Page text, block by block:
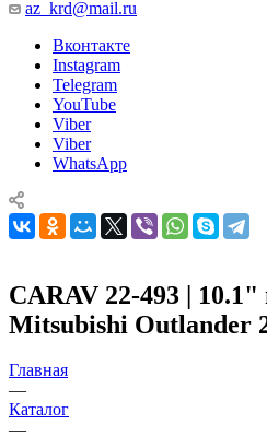
az_krd@mail.ru
Вконтакте
Instagram
Telegram
YouTube
Viber
Viber
WhatsApp
CARAV 22-493 | 10.1"
Mitsubishi Outlander
Главная
—
Каталог
—